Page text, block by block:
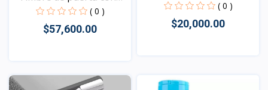
( 0 )
$57,600.00
Vista
( 0 )
$20,000.00